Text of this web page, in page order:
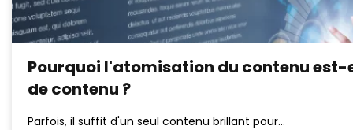
Pourquoi l'atomisation du contenu
de contenu ?
Parfois, il suffit d'un seul contenu brillant pour…